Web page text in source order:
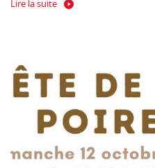
Lire la suite